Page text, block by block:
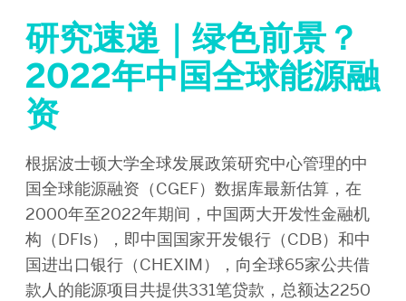
中国与全球发展
人力资本
全球经济治理
中心团队
中心领导
研究团队
GDP IN ENGLISH
研究速递｜绿色前景？
2022年中国全球能源融
资
根据波士顿大学全球发展政策研究中心管理的中
国全球能源融资（CGEF）数据库最新估算，在
2000年至2022年期间，中国两大开发性金融机
构（DFIs），即中国国家开发银行（CDB）和中
国进出口银行（CHEXIM），向全球65家公共借
款人的能源项目共提供331笔贷款，总额达2250